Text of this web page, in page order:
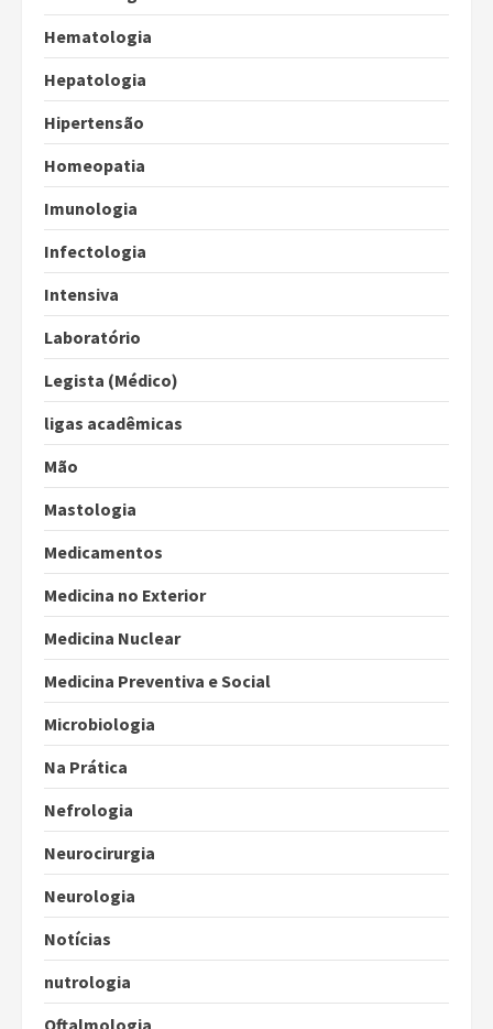
Hematologia
Hepatologia
Hipertensão
Homeopatia
Imunologia
Infectologia
Intensiva
Laboratório
Legista (Médico)
ligas acadêmicas
Mão
Mastologia
Medicamentos
Medicina no Exterior
Medicina Nuclear
Medicina Preventiva e Social
Microbiologia
Na Prática
Nefrologia
Neurocirurgia
Neurologia
Notícias
nutrologia